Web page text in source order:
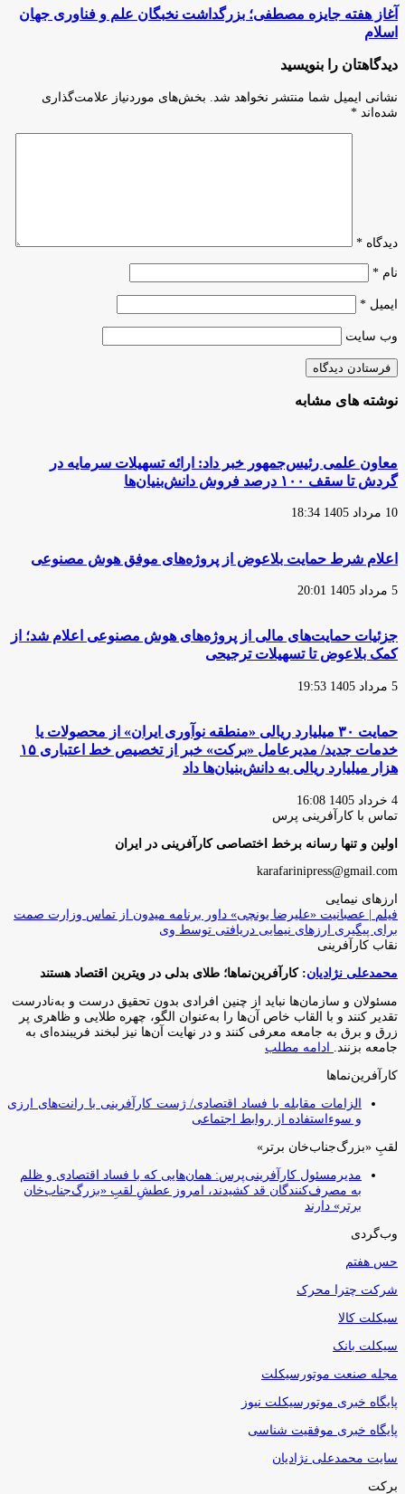
پارک
فناوری
پردیس؛
۳۳۵
شرکت
ذره‌بین
آغاز
هفته
جایزه
مصطفی؛
بزرگداشت
نخبگان
علم
و
آغاز هفته جایزه مصطفی؛ بزرگداشت نخبگان علم و فناوری جهان
اسلام
دیدگاهتان را بنویسید
نشانی ایمیل شما منتشر نخواهد شد.
بخش‌های موردنیاز علامت‌گذاری
شده‌اند *
دیدگاه *
نام *
ایمیل *
وب‌ سایت
نوشته های مشابه
معاون علمی رئیس‌جمهور خبر داد: ارائه تسهیلات سرمایه در
گردش تا سقف ۱۰۰ درصد فروش دانش‌بنیان‌ها
10 مرداد 1405 18:34
اعلام شرط حمایت بلاعوض از پروژه‌های موفق هوش مصنوعی
5 مرداد 1405 20:01
جزئیات حمایت‌های مالی از پروژه‌های هوش مصنوعی اعلام شد؛ از
کمک بلاعوض تا تسهیلات ترجیحی
5 مرداد 1405 19:53
حمایت ۳۰ میلیارد ریالی «منطقه نوآوری ایران» از محصولات یا
خدمات جدید/ مدیرعامل «برکت» خبر از تخصیص خط اعتباری ۱۵
هزار میلیارد ریالی به دانش‌بنیان‌ها داد
4 خرداد 1405 16:08
تماس با کارآفرینی پرس
اولین و تنها رسانه برخط اختصاصی کارآفرینی در ایران
karafarinipress@gmail.com
ارزهای نیمایی
فیلم | عصبانیت «علیرضا یونچی» داور برنامه میدون از تماس وزارت صمت
برای پیگیری ارزهای نیمایی دریافتی توسط وی
نقاب کارآفرینی
محمدعلی نژادیان: کارآفرین‌نماها؛ طلای بدلی در ویترین اقتصاد هستند
مسئولان و سازمان‌ها نباید از چنین افرادی بدون تحقیق درست و به‌نادرست
تقدیر کنند و با القاب خاص آ‌ن‌ها را به‌عنوان الگو، چهره طلایی و ظاهری پر
زرق و برق به جامعه معرفی کنند و در نهایت آن‌ها نیز لبخند فریبنده‌ای به
جامعه بزنند.
ادامه مطلب
کارآفرین‌نماها
الزامات مقابله با فساد اقتصادی/ ژست کارآفرینی با رانت‌های ارزی
و سوءاستفاده از روابط اجتماعی
لقبِ «بزرگ‌جناب‌خان برتر»
مدیرمسئول کارآفرینی‌پرس: همان‌هایی که با فساد اقتصادی و ظلم
به مصرف‌کنندگان قد کشیدند، امروز عطشِ لقبِ «بزرگ‌جناب‌خان
برتر» دارند
وب‌گردی
حس هفتم
شرکت چترا محرک
سیکلت کالا
سیکلت بانک
مجله صنعت موتورسیکلت
پایگاه خبری موتورسیکلت نیوز
پایگاه خبری موفقیت شناسی
سایت محمدعلی نژادیان
برکت